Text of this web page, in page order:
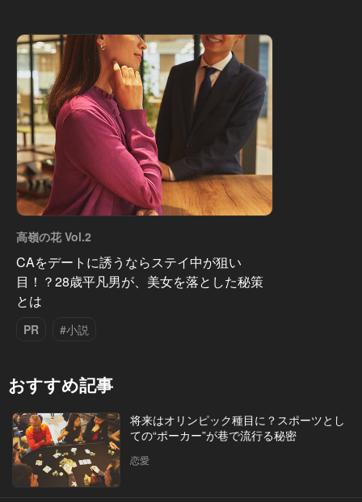
高嶺の花 Vol.2
CAをデートに誘うならステイ中が狙い
目！？28歳平凡男が、美女を落とした秘策
とは
PR #小説
おすすめ記事
将来はオリンピック種目に？スポーツとし
ての“ポーカー”が巷で流行る秘密
恋愛